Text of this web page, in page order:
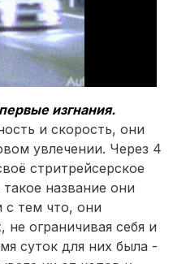
изгнания.
и скорость, они
увлечении. Через 4
стритрейсерское
название они
с тем что, они
не ограничивая себя и
суток для них была -